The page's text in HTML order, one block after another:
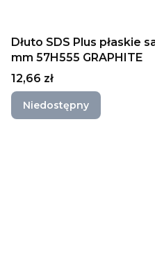
Dłuto SDS Plus płaskie
mm 57H555 GRAPHITE
Cena
12,66 zł
Niedostępny